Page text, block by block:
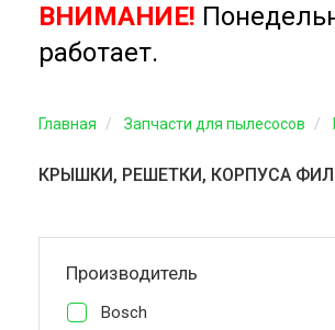
ВНИМАНИЕ!
работает.
Главная Запчасти для пылесосов
КРЫШКИ, РЕШЕТКИ, КОРПУСА
Производитель
Bosch